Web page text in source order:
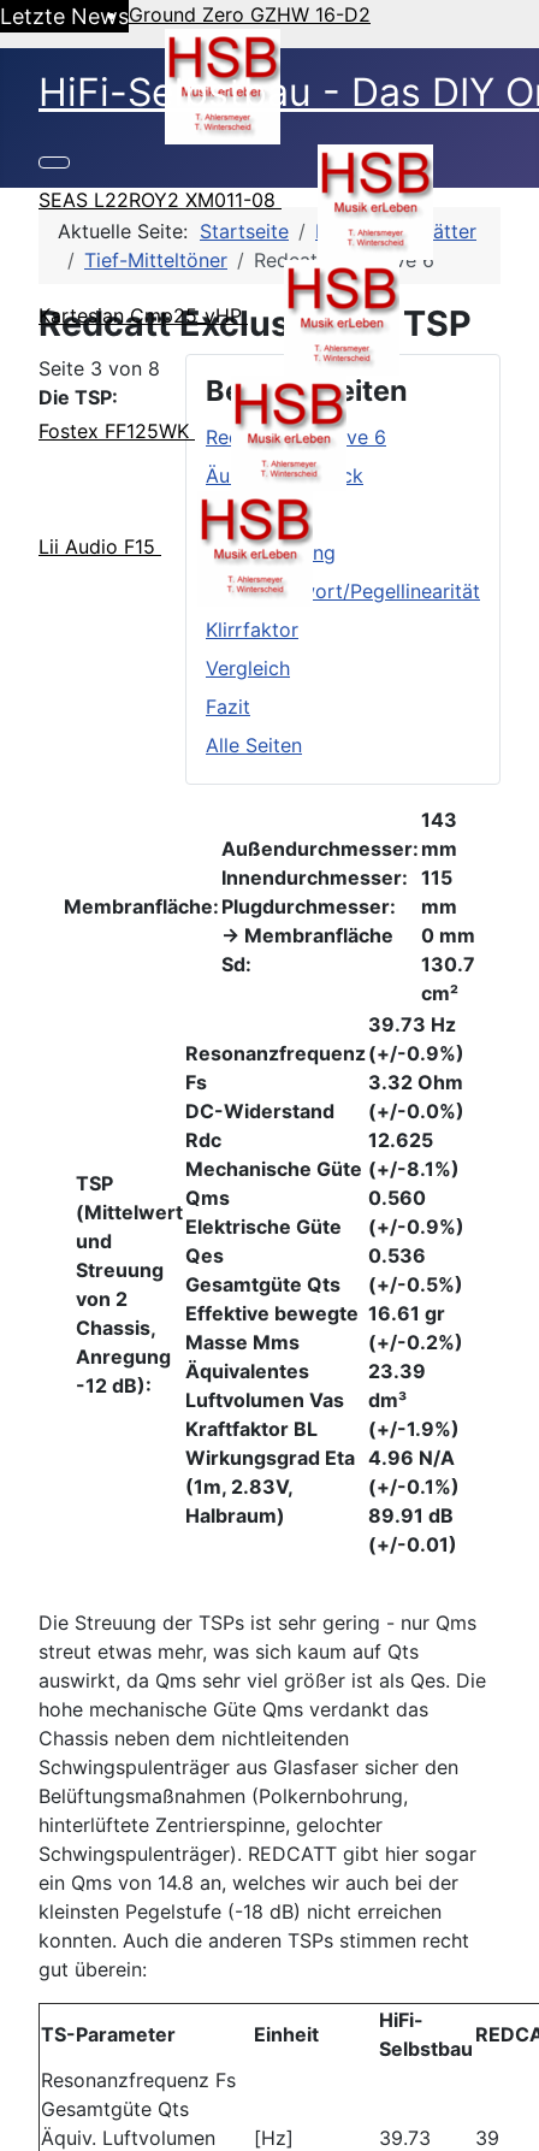
Letzte NewsGround Zero GZHW 16-D2
SEAS L22ROY2 XM011-08
Kartesian Cmp25_vHP
Fostex FF125WK
Lii Audio F15
HiFi-Selbstbau - Das DIY
Aktuelle Seite: Startseite
HSB-Datenblätter
Tief-Mitteltöner
Redcatt Exclusive 6
Redcatt Exclusive 6 - TSP
Beitragsseiten
Redcatt Exclusive 6
Äußerer Eindruck
TSP
Frequenzgang
Sprungantwort/Pegellinearität
Klirrfaktor
Vergleich
Fazit
Alle Seiten
Seite 3 von 8
Die TSP:
Membranfläche:
Außendurchmesser:
Innendurchmesser:
Plugdurchmesser:
-> Membranfläche
Sd:
143
mm
115
mm
0 mm
130.7
cm²
TSP
(Mittelwert
und
Streuung
von 2
Chassis,
Anregung
-12 dB):
Resonanzfrequenz
Fs
DC-Widerstand
Rdc
Mechanische Güte
Qms
Elektrische Güte
Qes
Gesamtgüte Qts
Effektive bewegte
Masse Mms
Äquivalentes
Luftvolumen Vas
Kraftfaktor BL
Wirkungsgrad Eta
(1m, 2.83V,
Halbraum)
39.73 Hz
(+/-0.9%)
3.32 Ohm
(+/-0.0%)
12.625
(+/-8.1%)
0.560
(+/-0.9%)
0.536
(+/-0.5%)
16.61 gr
(+/-0.2%)
23.39
dm³
(+/-1.9%)
4.96 N/A
(+/-0.1%)
89.91 dB
(+/-0.01)
Die Streuung der TSPs ist sehr gering - nur Qms
streut etwas mehr, was sich kaum auf Qts
auswirkt, da Qms sehr viel größer ist als Qes. Die
hohe mechanische Güte Qms verdankt das
Chassis neben dem nichtleitenden
Schwingspulenträger aus Glasfaser sicher den
Belüftungsmaßnahmen (Polkernbohrung,
hinterlüftete Zentrierspinne, gelochter
Schwingspulenträger). REDCATT gibt hier sogar
ein Qms von 14.8 an, welches wir auch bei der
kleinsten Pegelstufe (-18 dB) nicht erreichen
konnten. Auch die anderen TSPs stimmen recht
gut überein:
TS-Parameter Einheit
HiFi-
Selbstbau
Resonanzfrequenz Fs
Gesamtgüte Qts
Äquiv. Luftvolumen
[Hz]
39.73
39